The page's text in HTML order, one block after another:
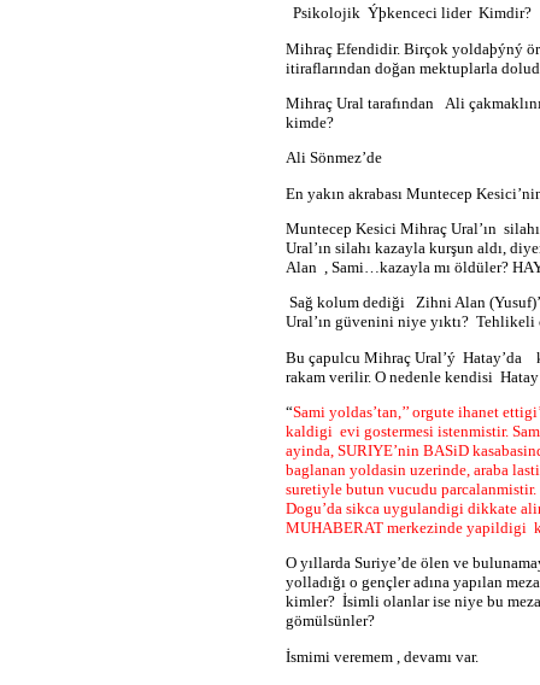
Psikolojik Ýþkenceci lider Kimdir?
Mihraç Efendidir. Birçok yoldaþýný
itiraflarından doğan mektuplarla
Mihraç Ural tarafından
Ali
kimde?
Ali Sönmez’de
En yakın akrabası Muntecep
Muntecep Kesici Mihraç Ural’ın
Ural’ın silahı kazayla kurşun aldı,
Alan
, Sami…kazayla mı öldüler?
Sağ kolum dediği Zihni Alan
Ural’ın güvenini niye yıktı? Tehlikeli
Bu çapulcu Mihraç Ural’ý Hatay’da
rakam verilir. O nedenle kendisi
“Sami yoldas’tan,’’ orgute ihanet
kaldigi evi gostermesi istenmistir.
ayinda, SURIYE’nin BASiD
baglanan yoldasin uzerinde, araba
suretiyle butun vucudu
Dogu’da sikca uygulandigi dikkate
MUHABERAT merkezinde yapildigi
O yıllarda Suriye’de ölen ve
yolladığı o gençler adına yapılan
kimler? İsimli olanlar ise niye bu
gömülsünler?
İsmimi veremem , devamı var.